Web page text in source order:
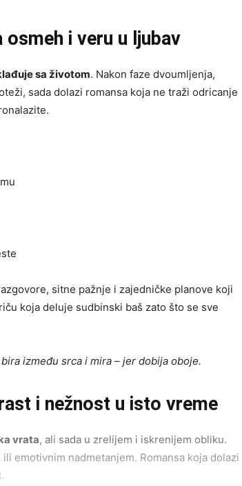
i veru u ljubav
sa životom. Nakon faze dvoumljenja,
sada dolazi romansa koja ne traži odricanje
sitne pažnje i zajedničke planove koji
koja deluje sudbinski baš zato što se sve
između srca i mira – jer dobija oboje.
i nežnost u isto vreme
vrata, ali sada u zrelijem i iskrenijem obliku.
emotivnim nadmetanjem. Romansa koja dolazi